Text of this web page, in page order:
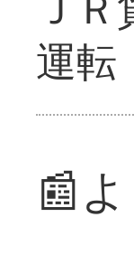
運転
📰